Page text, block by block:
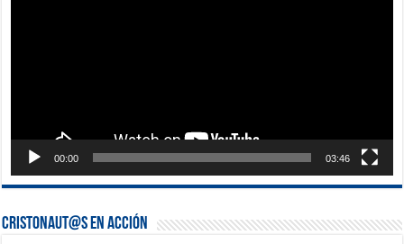
00:00 03:46
Cristonaut@s en Acción